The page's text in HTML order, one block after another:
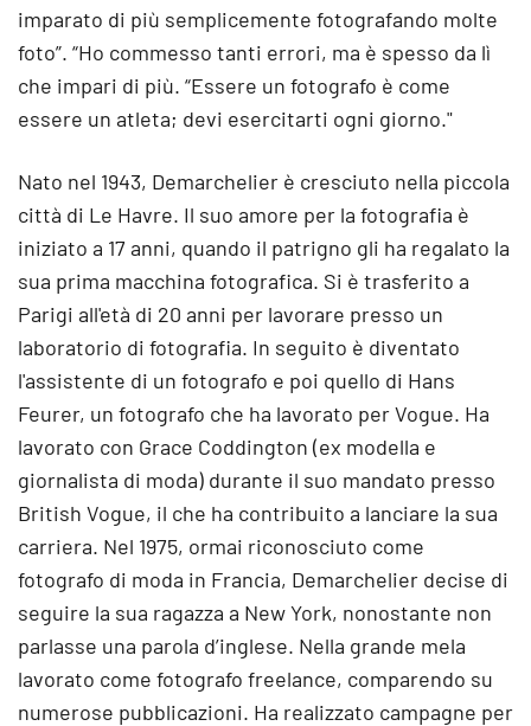
imparato di più semplicemente fotografando molte
foto”. “Ho commesso tanti errori, ma è spesso da lì
che impari di più. “Essere un fotografo è come
essere un atleta; devi esercitarti ogni giorno."
Nato nel 1943, Demarchelier è cresciuto nella piccola
città di Le Havre. Il suo amore per la fotografia è
iniziato a 17 anni, quando il patrigno gli ha regalato la
sua prima macchina fotografica. Si è trasferito a
Parigi all'età di 20 anni per lavorare presso un
laboratorio di fotografia. In seguito è diventato
l'assistente di un fotografo e poi quello di Hans
Feurer, un fotografo che ha lavorato per Vogue. Ha
lavorato con Grace Coddington (ex modella e
giornalista di moda) durante il suo mandato presso
British Vogue, il che ha contribuito a lanciare la sua
carriera. Nel 1975, ormai riconosciuto come
fotografo di moda in Francia, Demarchelier decise di
seguire la sua ragazza a New York, nonostante non
parlasse una parola d’inglese. Nella grande mela
lavorato come fotografo freelance, comparendo su
numerose pubblicazioni. Ha realizzato campagne per